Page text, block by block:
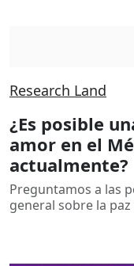
Research Land
¿Es posible
amor en el
actualmente?
Preguntamos a las
general sobre la